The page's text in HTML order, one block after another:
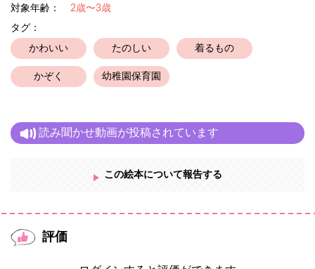
対象年齢：
2歳〜3歳
タグ：
かわいい たのしい 着るもの
かぞく 幼稚園保育園
読み聞かせ動画が投稿されています
この絵本について報告する
評価